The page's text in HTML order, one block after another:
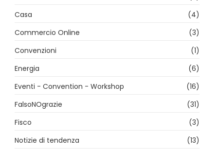
Casa
(4)
Commercio Online
(3)
Convenzioni
(1)
Energia
(6)
Eventi - Convention - Workshop
(16)
FalsoNOgrazie
(31)
Fisco
(3)
Notizie di tendenza
(13)